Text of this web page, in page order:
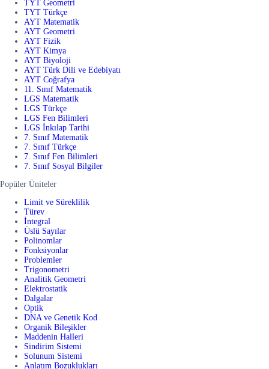
TYT Geometri
TYT Türkçe
AYT Matematik
AYT Geometri
AYT Fizik
AYT Kimya
AYT Biyoloji
AYT Türk Dili ve Edebiyatı
AYT Coğrafya
11. Sınıf Matematik
LGS Matematik
LGS Türkçe
LGS Fen Bilimleri
LGS İnkılap Tarihi
7. Sınıf Matematik
7. Sınıf Türkçe
7. Sınıf Fen Bilimleri
7. Sınıf Sosyal Bilgiler
Popüler Üniteler
Limit ve Süreklilik
Türev
İntegral
Üslü Sayılar
Polinomlar
Fonksiyonlar
Problemler
Trigonometri
Analitik Geometri
Elektrostatik
Dalgalar
Optik
DNA ve Genetik Kod
Organik Bileşikler
Maddenin Halleri
Sindirim Sistemi
Solunum Sistemi
Anlatım Bozuklukları